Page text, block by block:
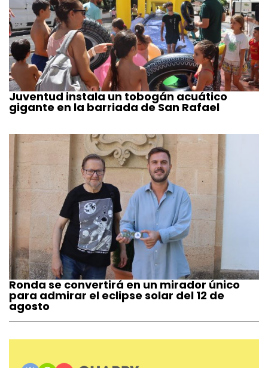
Juventud instala un tobogán acuático
gigante en la barriada de San Rafael
Ronda se convertirá en un mirador único
para admirar el eclipse solar del 12 de
agosto